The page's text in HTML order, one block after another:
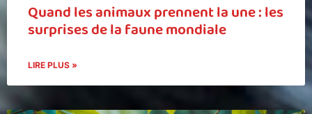
Quand les animaux prennent la une : les
surprises de la faune mondiale
LIRE PLUS »